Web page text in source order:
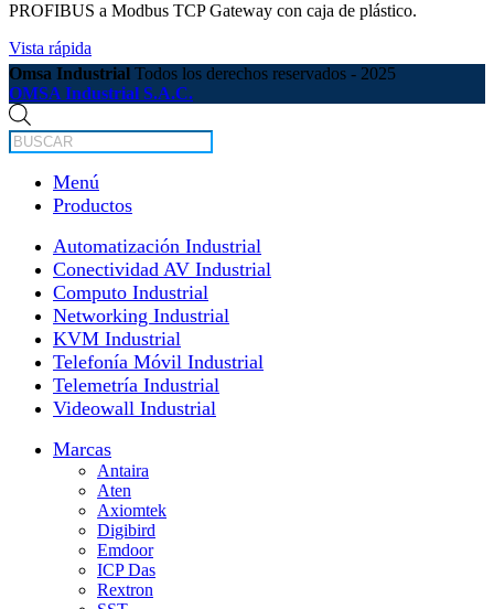
PROFIBUS a Modbus TCP Gateway con caja de plástico.
Vista rápida
Omsa Industrial Todos los derechos reservados - 2025
OMSA Industrial S.A.C.
de
productos
Menú
Productos
Automatización Industrial
Conectividad AV Industrial
Computo Industrial
Networking Industrial
KVM Industrial
Telefonía Móvil Industrial
Telemetría Industrial
Videowall Industrial
Marcas
Antaira
Aten
Axiomtek
Digibird
Emdoor
ICP Das
Rextron